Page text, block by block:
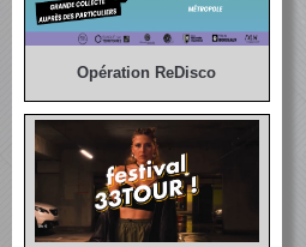
Opération ReDisco